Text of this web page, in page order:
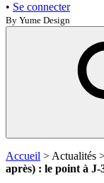
• Se connecter
By Yume Design
Accueil > Actualités
après) : le point à J-